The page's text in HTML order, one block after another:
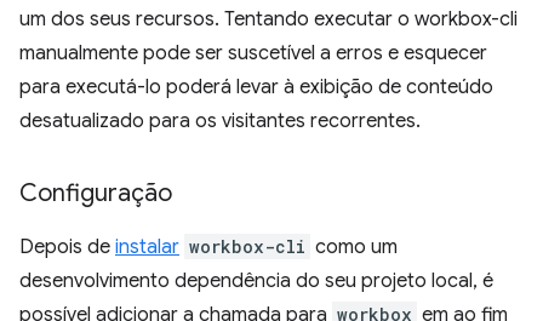
um dos seus recursos. Tentando executar o workbox-cli
manualmente pode ser suscetível a erros e esquecer
para executá-lo poderá levar à exibição de conteúdo
desatualizado para os visitantes recorrentes.
Configuração
Depois de instalar workbox-cli como um
desenvolvimento dependência do seu projeto local, é
possível adicionar a chamada para workbox em ao fim